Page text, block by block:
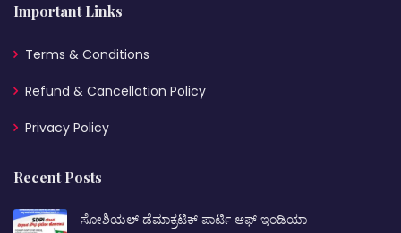
Important Links
Terms & Conditions
Refund & Cancellation Policy
Privacy Policy
Recent Posts
ಸೋಶಿಯಲ್ ಡೆಮಾಕ್ರಟಿಕ್ ಪಾರ್ಟಿ ಆಫ್ ಇಂಡಿಯಾ